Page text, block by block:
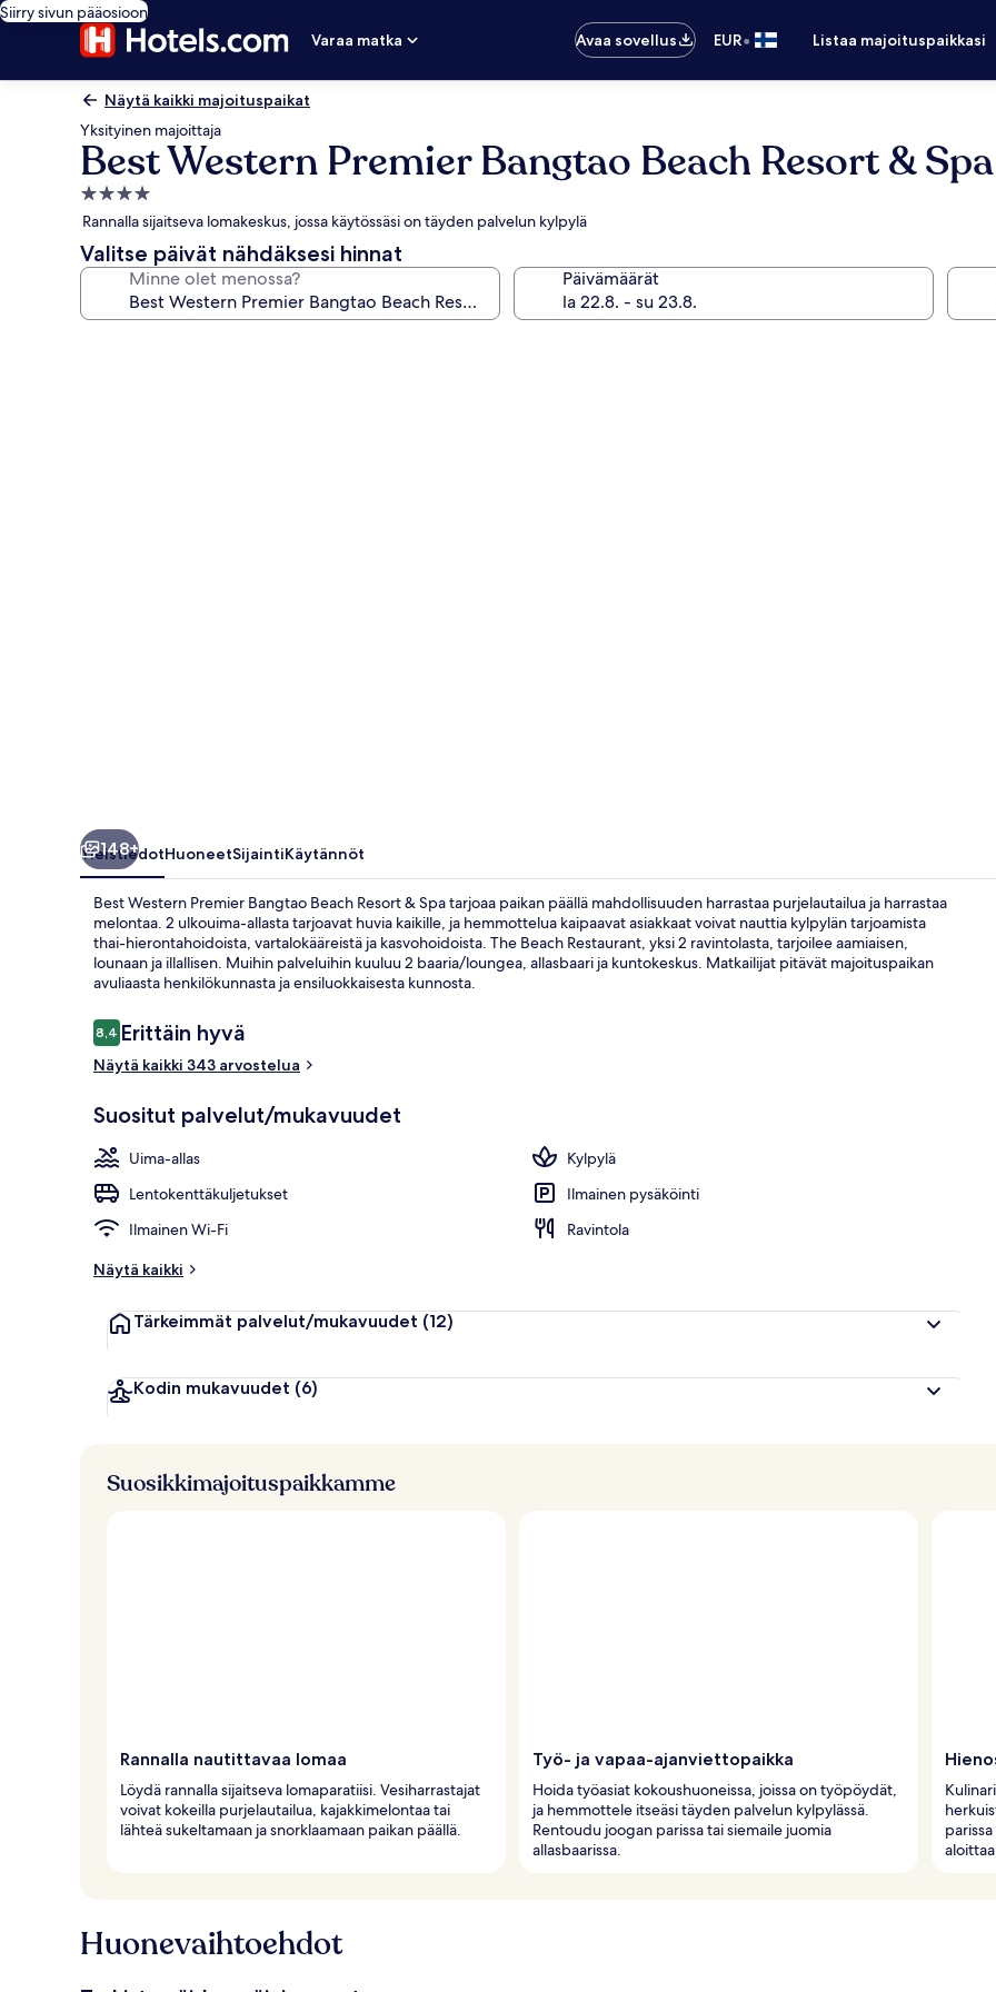
Siirry sivun pääosioon
Varaa matka
Avaa sovellus EUR• Listaa majoituspaikkasi
Näytä kaikki majoituspaikat
Yksityinen majoittaja
Best Western Premier Bangtao Beach Resort & Spa
4.0
tähden
majoituspaikka
Rannalla sijaitseva lomakeskus, jossa käytössäsi on täyden palvelun kylpylä
Valitse päivät nähdäksesi hinnat
Minne olet menossa? Päivämäärät
2 ravintolaa,
148+
YleistiedotHuoneetSijaintiKäytännöt
Best Western Premier Bangtao Beach Resort & Spa tarjoaa paikan päällä mahdollisuuden harrastaa purjelautailua ja harrastaa
melontaa. 2 ulkouima-allasta tarjoavat huvia kaikille, ja hemmottelua kaipaavat asiakkaat voivat nauttia kylpylän tarjoamista
thai-hierontahoidoista, vartalokääreistä ja kasvohoidoista. The Beach Restaurant, yksi 2 ravintolasta, tarjoilee aamiaisen,
lounaan ja illallisen. Muihin palveluihin kuuluu 2 baaria/loungea, allasbaari ja kuntokeskus. Matkailijat pitävät majoituspaikan
avuliaasta henkilökunnasta ja ensiluokkaisesta kunnosta.
Arvostelut
8,48,4 kautta 10.
Erittäin hyvä
Näytä kaikki 343 arvostelua
Suositut palvelut/mukavuudet
Uima-allas
Kylpylä
Lentokenttäkuljetukset
Ilmainen pysäköinti
Ilmainen Wi-Fi
Ravintola
Näytä kaikki
Tärkeimmät palvelut/mukavuudet (12)
Kodin mukavuudet (6)
Suosikkimajoituspaikkamme
Rannalla nautittavaa lomaa
Löydä rannalla sijaitseva lomaparatiisi. Vesiharrastajat
voivat kokeilla purjelautailua, kajakkimelontaa tai
lähteä sukeltamaan ja snorklaamaan paikan päällä.
Työ- ja vapaa-ajanviettopaikka
Hoida työasiat kokoushuoneissa, joissa on työpöydät,
ja hemmottele itseäsi täyden palvelun kylpylässä.
Rentoudu joogan parissa tai siemaile juomia
allasbaarissa.
Huonevaihtoehdot